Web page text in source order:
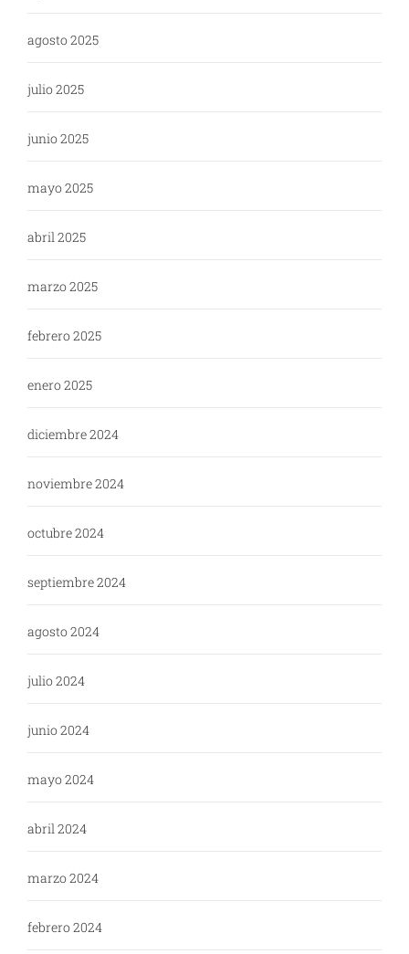
agosto 2025
julio 2025
junio 2025
mayo 2025
abril 2025
marzo 2025
febrero 2025
enero 2025
diciembre 2024
noviembre 2024
octubre 2024
septiembre 2024
agosto 2024
julio 2024
junio 2024
mayo 2024
abril 2024
marzo 2024
febrero 2024